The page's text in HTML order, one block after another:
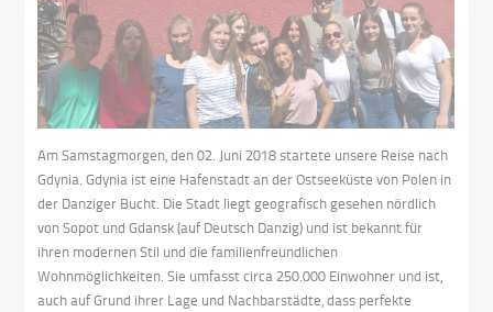
Am Samstagmorgen, den 02. Juni 2018 startete unsere Reise nach
Gdynia. Gdynia ist eine Hafenstadt an der Ostseeküste von Polen in
der Danziger Bucht. Die Stadt liegt geografisch gesehen nördlich
von Sopot und Gdansk (auf Deutsch Danzig) und ist bekannt für
ihren modernen Stil und die familienfreundlichen
Wohnmöglichkeiten. Sie umfasst circa 250.000 Einwohner und ist,
auch auf Grund ihrer Lage und Nachbarstädte, dass perfekte